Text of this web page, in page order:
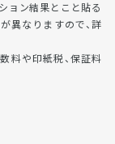
ョン結果とこと貼る
異なりますので、詳
料や印紙税、保証料